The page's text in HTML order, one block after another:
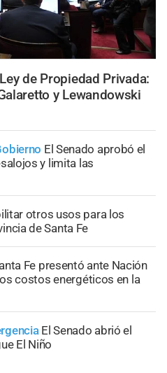
Ley de Propiedad Privada:
y Lewandowski
El Senado aprobó el
y limita las
otros usos para los
de Santa Fe
Fe presentó ante Nación
costos energéticos en la
El Senado abrió el
El Niño